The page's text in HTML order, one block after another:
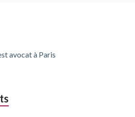
avocat à Paris